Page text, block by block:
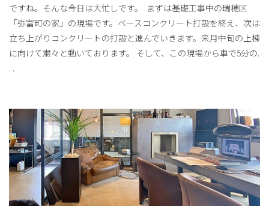
ですね。そんな今日は大忙しです。 まずは基礎工事中の瑞穂区
「弥富町の家」の現場です。ベースコンクリート打設を終え、次は
立ち上がりコンクリートの打設と進んでいきます。来月中旬の上棟
に向けて粛々と動いております。 そして、この現場から車で5分の.
. .